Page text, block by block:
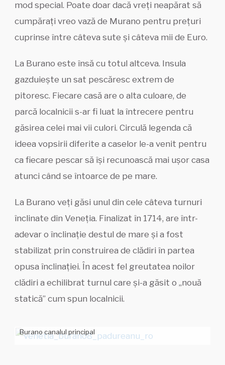
mod special. Poate doar dacă vreți neapărat să
cumpărați vreo vază de Murano pentru prețuri
cuprinse între câteva sute și câteva mii de Euro.
La Burano este însă cu totul altceva. Insula
gazduiește un sat pescăresc extrem de
pitoresc. Fiecare casă are o alta culoare, de
parcă localnicii s-ar fi luat la întrecere pentru
găsirea celei mai vii culori. Circulă legenda că
ideea vopsirii diferite a caselor le-a venit pentru
ca fiecare pescar să își recunoască mai ușor casa
atunci când se întoarce de pe mare.
La Burano veți găsi unul din cele câteva turnuri
înclinate din Veneția. Finalizat în 1714, are într-
adevar o înclinație destul de mare și a fost
stabilizat prin construirea de clădiri în partea
opusa înclinației. În acest fel greutatea noilor
clădiri a echilibrat turnul care și-a găsit o „nouă
statică” cum spun localnicii.
Burano canalul principal